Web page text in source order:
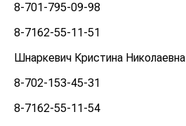
8-701-795-09-98
8-7162-55-11-51
Шнаркевич Кристина Николаевна
8-702-153-45-31
8-7162-55-11-54